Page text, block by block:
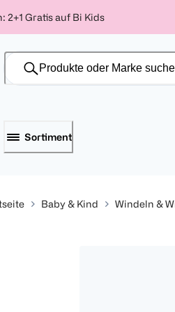
-10%
Für
150 Ös
-15%
Für
300 Ös
-20%
Für
Ös
2+1 Gratis auf Bi Kids
Sortiment
Baby & Kind Windeln &